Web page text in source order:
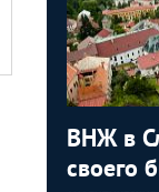
ВНЖ в
своего